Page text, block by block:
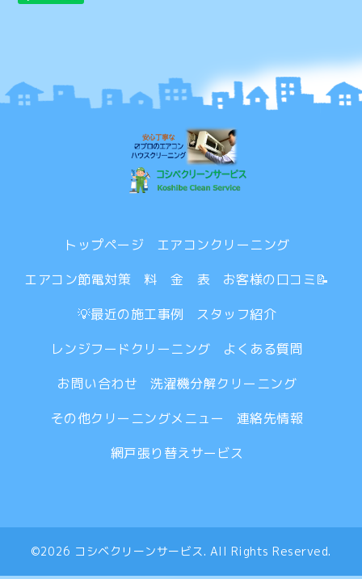
トップページ
エアコンクリーニング
エアコン節電対策
料 金 表
お客様の口コミ📝
💡最近の施工事例
スタッフ紹介
レンジフードクリーニング
よくある質問
お問い合わせ
洗濯機分解クリーニング
その他クリーニングメニュー
連絡先情報
網戸張り替えサービス
©2026 コシベクリーンサービス . All Rights Reserved.